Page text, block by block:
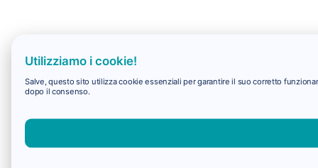
Utilizziamo i cookie!
Salve, questo sito utilizza cookie essenziali per garantire il suo corretto
dopo il consenso.